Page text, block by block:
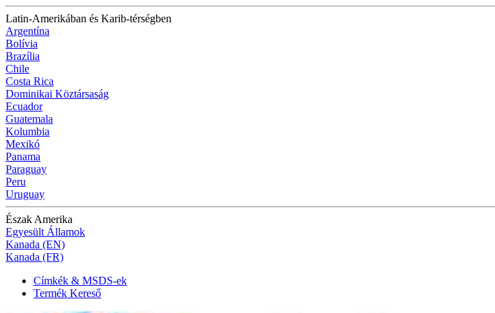
Latin-Amerikában és Karib-térségben
Argentína
Bolívia
Brazília
Chile
Costa Rica
Dominikai Köztársaság
Ecuador
Guatemala
Kolumbia
Mexikó
Panama
Paraguay
Peru
Uruguay
Észak Amerika
Egyesült Államok
Kanada (EN)
Kanada (FR)
Címkék & MSDS-ek
Termék Kereső